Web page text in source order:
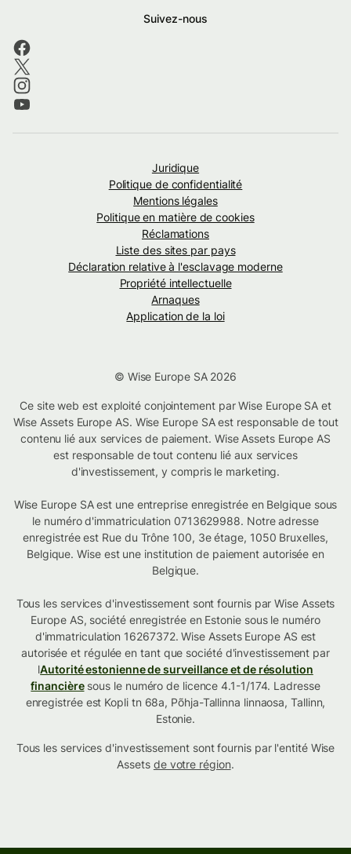
Suivez-nous
Juridique
Politique de confidentialité
Mentions légales
Politique en matière de cookies
Réclamations
Liste des sites par pays
Déclaration relative à l'esclavage moderne
Propriété intellectuelle
Arnaques
Application de la loi
© Wise Europe SA 2026
Ce site web est exploité conjointement par Wise Europe SA et
Wise Assets Europe AS. Wise Europe SA est responsable de tout
contenu lié aux services de paiement. Wise Assets Europe AS
est responsable de tout contenu lié aux services
d'investissement, y compris le marketing.
Wise Europe SA est une entreprise enregistrée en Belgique sous
le numéro d'immatriculation 0713629988. Notre adresse
enregistrée est Rue du Trône 100, 3e étage, 1050 Bruxelles,
Belgique. Wise est une institution de paiement autorisée en
Belgique.
Tous les services d'investissement sont fournis par Wise Assets
Europe AS, société enregistrée en Estonie sous le numéro
d'immatriculation 16267372. Wise Assets Europe AS est
autorisée et régulée en tant que société d'investissement par
lAutorité estonienne de surveillance et de résolution
financièresous le numéro de licence 4.1-1/174. Ladresse
enregistrée est Kopli tn 68a, Põhja-Tallinna linnaosa, Tallinn,
Estonie.
Tous les services d'investissement sont fournis par l'entité Wise
Assets de votre région.